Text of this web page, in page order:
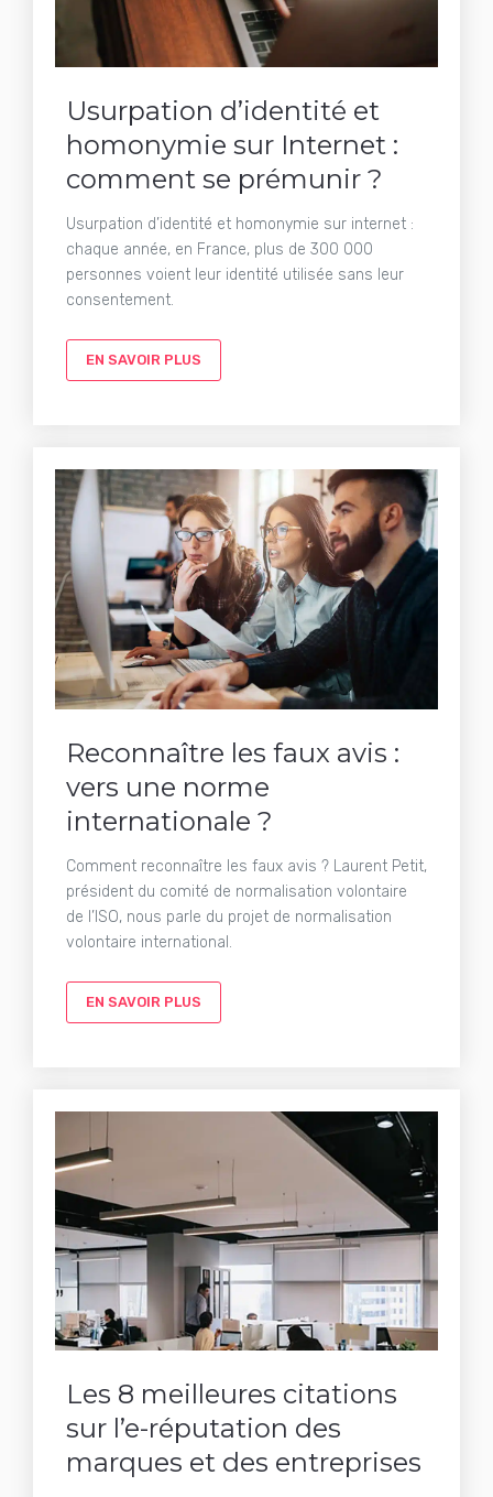
Usurpation d’identité et
homonymie sur Internet :
comment se prémunir ?
Usurpation d’identité et homonymie sur internet :
chaque année, en France, plus de 300 000
personnes voient leur identité utilisée sans leur
consentement.
EN SAVOIR PLUS
Reconnaître les faux avis :
vers une norme
internationale ?
Comment reconnaître les faux avis ? Laurent Petit,
président du comité de normalisation volontaire
de l’ISO, nous parle du projet de normalisation
volontaire international.
EN SAVOIR PLUS
Les 8 meilleures citations
sur l’e-réputation des
marques et des entreprises